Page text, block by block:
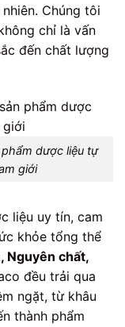
Chúng tôi
chỉ là vấn
đến chất lượng
dược liệu tự
giới
liệu uy tín, cam
khỏe tổng thể
Nguyên chất,
đều trải qua
ngặt, từ khâu
thành phẩm